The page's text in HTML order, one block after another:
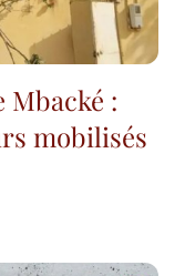
:
mobilisés